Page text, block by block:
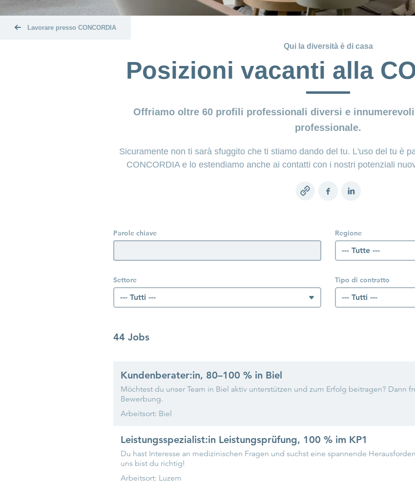
Lavorare presso CONCORDIA
Qui la diversità è di casa
Posizioni vacanti alla
Offriamo oltre 60 profili professionali diversi e
professionale.
Sicuramente non ti sarà sfuggito che ti stiamo dando del tu. L'uso del tu è
CONCORDIA e lo estendiamo anche ai contatti con i nostri potenziali
Copy
FacebookLinkedIn